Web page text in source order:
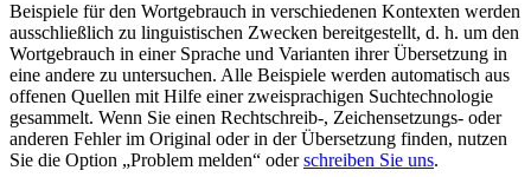
Beispiele für den Wortgebrauch in verschiedenen Kontexten werden
ausschließlich zu linguistischen Zwecken bereitgestellt, d. h. um den
Wortgebrauch in einer Sprache und Varianten ihrer Übersetzung in
eine andere zu untersuchen. Alle Beispiele werden automatisch aus
offenen Quellen mit Hilfe einer zweisprachigen Suchtechnologie
gesammelt. Wenn Sie einen Rechtschreib-, Zeichensetzungs- oder
anderen Fehler im Original oder in der Übersetzung finden, nutzen
Sie die Option „Problem melden“ oderschreiben Sie uns.